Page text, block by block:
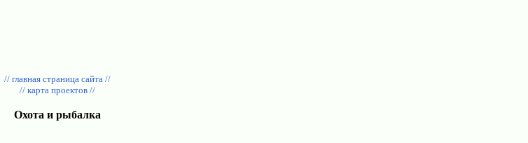
// главная страница сайта //
// карта проектов //
Охота и рыбалка